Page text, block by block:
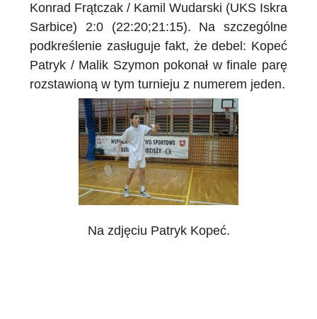
Konrad Frątczak / Kamil Wudarski (UKS Iskra
Sarbice) 2:0 (22:20;21:15). Na szczególne
podkreślenie zasługuje fakt, że debel: Kopeć
Patryk / Malik Szymon pokonał w finale parę
rozstawioną w tym turnieju z numerem jeden.
Na zdjęciu Patryk Kopeć.